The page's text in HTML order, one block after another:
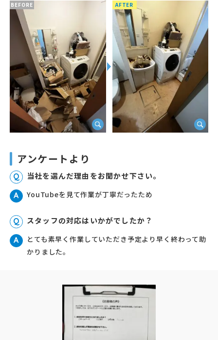
BEFORE AFTER
アンケートより
Q 当社を選んだ理由をお聞かせ下さい。
A YouTubeを見て作業が丁寧だったため
Q スタッフの対応はいかがでしたか？
A
とても素早く作業していただき予定より早く終わって助
かりました。